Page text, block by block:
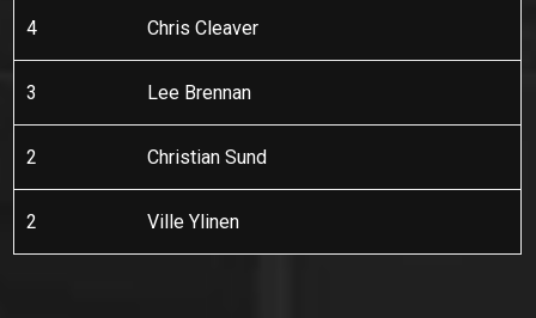
4 Chris Cleaver
3 Lee Brennan
2 Christian Sund
2 Ville Ylinen